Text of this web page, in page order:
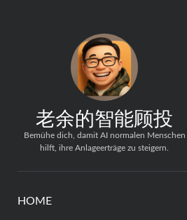
老余的智能顾投
Bemühe dich, damit AI normalen Menschen
hilft, ihre Anlageerträge zu steigern.
HOME